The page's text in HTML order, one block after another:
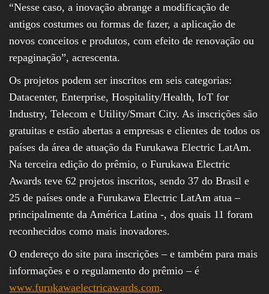
“Nesse caso, a inovação abrange a modificação de
antigos costumes ou formas de fazer, a aplicação de
novos conceitos e produtos, com efeito de renovação ou
repaginação”, acrescenta.
Os projetos podem ser inscritos em seis categorias:
Datacenter, Enterprise, Hospitality/Health, IoT for
Industry, Telecom e Utility/Smart City. As inscrições são
gratuitas e estão abertas a empresas e clientes de todos os
países da área de atuação da Furukawa Electric LatAm.
Na terceira edição do prêmio, o Furukawa Electric
Awards teve 62 projetos inscritos, sendo 37 do Brasil e
25 de países onde a Furukawa Electric LatAm atua –
principalmente da América Latina -, dos quais 11 foram
reconhecidos como mais inovadores.
O endereço do site para inscrições – e também para mais
informações e o regulamento do prêmio – é
www.furukawaelectricawards.com.